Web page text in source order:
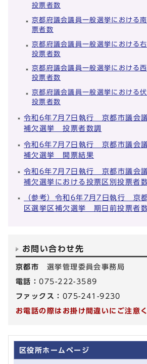
投票者数
京都府議会議員一般選挙における
票者数
京都府議会議員一般選挙における
投票者数
京都府議会議員一般選挙における
投票者数
京都府議会議員一般選挙における
投票者数
令和6年7月7日執行 京都市議会
補欠選挙 投票者数調
令和6年7月7日執行 京都市議会
補欠選挙 開票結果
令和6年7月7日執行 京都市議会
補欠選挙における投票区別投票者
（参考）令和6年7月7日執行 京
区選挙区補欠選挙 期日前投票者
お問い合わせ先
京都市 選挙管理委員会事務局
電話：075-222-3589
ファックス： 075-241-9230
お電話の際はお掛け間違いにご注意
区役所ホームページ